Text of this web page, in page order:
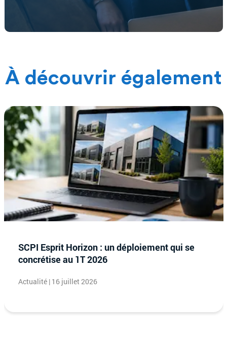
À découvrir également
SCPI Esprit Horizon : un déploiement qui se
concrétise au 1T 2026
Actualité | 16 juillet 2026